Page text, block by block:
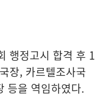
행정고시 합격 후 1
장, 카르텔조사국
등을 역임하였다.